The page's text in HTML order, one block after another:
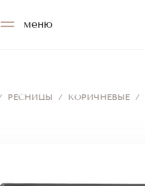
меню
РЕСНИЦЫ / КОРИЧНЕВЫЕ /